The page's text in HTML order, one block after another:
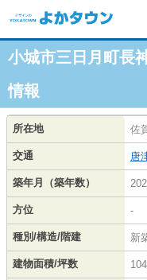
小城市三日月町長
情報
所在地 佐
交通 唐
築年月（築年数）
方位 -
種別/構造/階建 新
建物面積/坪数